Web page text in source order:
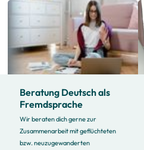
Beratung Deutsch als
Fremdsprache
Wir beraten dich gerne zur
Zusammenarbeit mit geflüchteten
bzw. neuzugewanderten